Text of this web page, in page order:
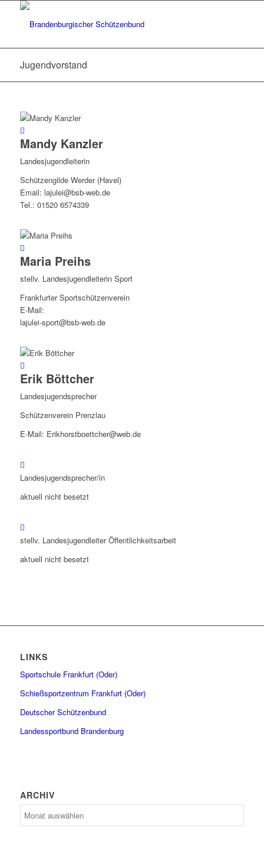
Jugendvorstand
Mandy Kanzler
Landesjugendleiterin
Schützengilde Werder (Havel)
Email: lajulei@bsb-web.de
Tel.: 01520 6574339
Maria Preihs
stellv. Landesjugendleiterin Sport
Frankfurter Sportschützenverein
E-Mail:
lajulei-sport@bsb-web.de
Erik Böttcher
Landesjugendsprecher
Schützenverein Prenzlau
E-Mail: Erikhorstboettcher@web.de
Landesjugendsprecher/in
aktuell nicht besetzt
stellv. Landesjugendleiter Öffentlichkeitsarbeit
aktuell nicht besetzt
LINKS
Sportschule Frankfurt (Oder)
Schießsportzentrum Frankfurt (Oder)
Deutscher Schützenbund
Landessportbund Brandenburg
ARCHIV